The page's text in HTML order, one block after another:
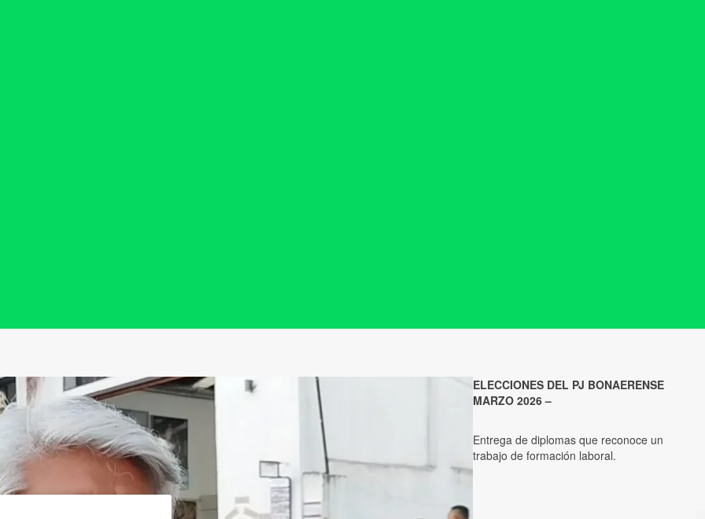
ELECCIONES DEL PJ BONAERENSE
MARZO 2026 –
Entrega de diplomas que reconoce un
trabajo de formación laboral.